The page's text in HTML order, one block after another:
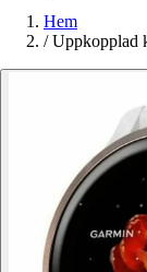
Hem
/ Uppkopplad